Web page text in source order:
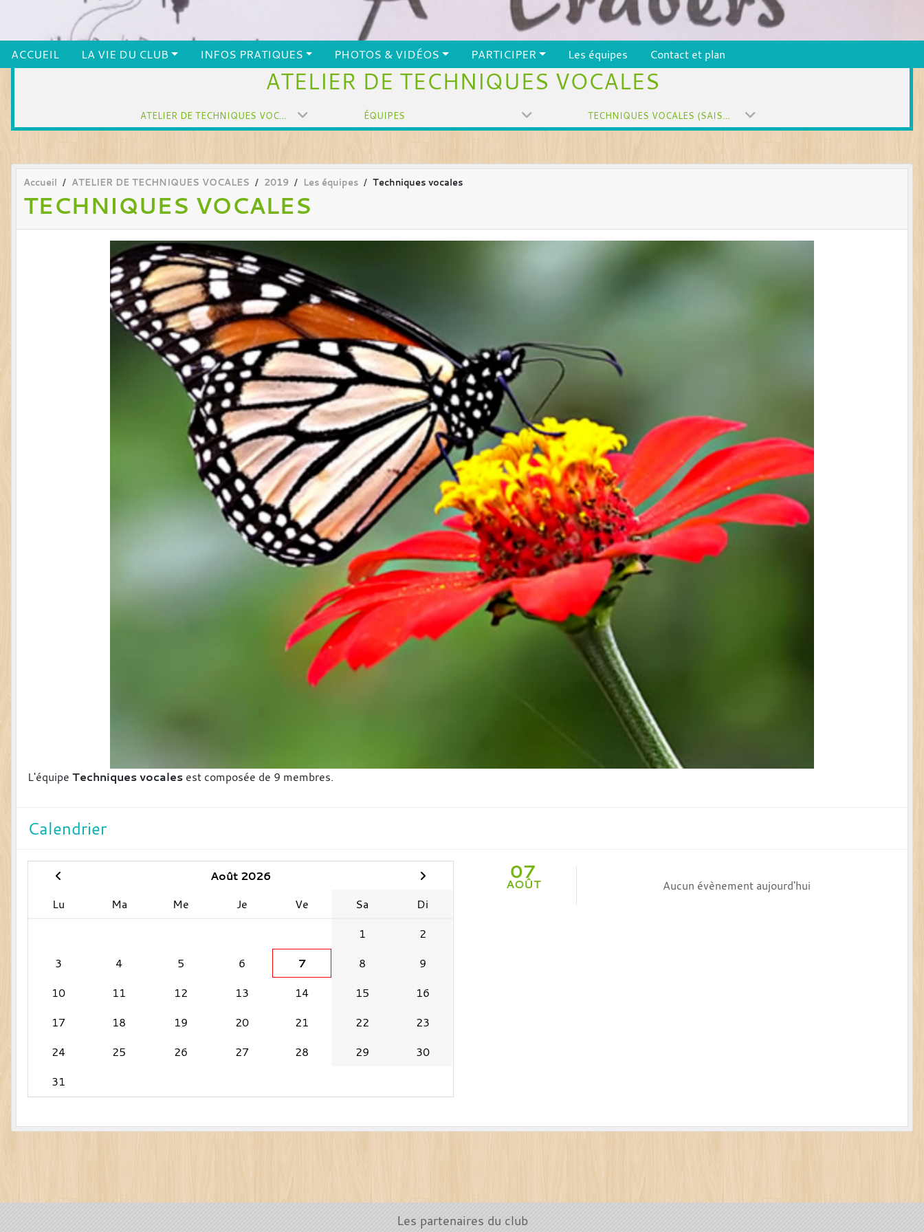
ACCUEIL LA VIE DU CLUB INFOS PRATIQUES PHOTOS & VIDÉOS PARTICIPER Les équipes Contact et plan
ATELIER DE TECHNIQUES VOCALES
ATELIER DE TECHNIQUES VOCALES ÉQUIPES TECHNIQUES VOCALES (SAISON 2019)
Accueil ATELIER DE TECHNIQUES VOCALES 2019 Les équipes Techniques vocales
TECHNIQUES VOCALES
L'équipe Techniques vocales est composée de 9 membres.
Calendrier
Août 2026
Lu
Ma Me Je Ve Sa
Di
1
2
3
4 5 6 7 8
9
10
11 12 13 14 15
16
17
18 19 20 21 22
23
24
25 26 27 28 29
30
31
07
AOÛT Aucun évènement aujourd'hui
Les partenaires du club